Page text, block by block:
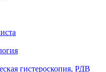
гистероскопия, РДВ